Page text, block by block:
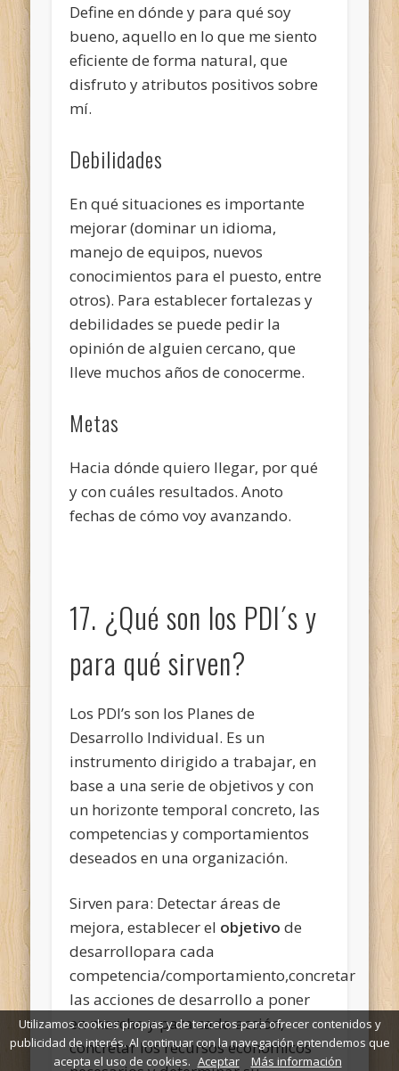
Define en dónde y para qué soy
bueno, aquello en lo que me siento
eficiente de forma natural, que
disfruto y atributos positivos sobre
mí.
Debilidades
En qué situaciones es importante
mejorar (dominar un idioma,
manejo de equipos, nuevos
conocimientos para el puesto, entre
otros). Para establecer fortalezas y
debilidades se puede pedir la
opinión de alguien cercano, que
lleve muchos años de conocerme.
Metas
Hacia dónde quiero llegar, por qué
y con cuáles resultados. Anoto
fechas de cómo voy avanzando.
17. ¿Qué son los PDI´s y
para qué sirven?
Los PDI’s son los Planes de
Desarrollo Individual. Es un
instrumento dirigido a trabajar, en
base a una serie de objetivos y con
un horizonte temporal concreto, las
competencias y comportamientos
deseados en una organización.
Sirven para: Detectar áreas de
mejora, establecer el objetivo de
desarrollopara cada
competencia/comportamiento,concretar
las acciones de desarrollo a poner
en marcha y para cada acción,
concretar los recursos económicos
Utilizamos cookies propias y de terceros para ofrecer contenidos y
publicidad de interés. Al continuar con la navegación entendemos que
acepta el uso de cookies. Aceptar Más información